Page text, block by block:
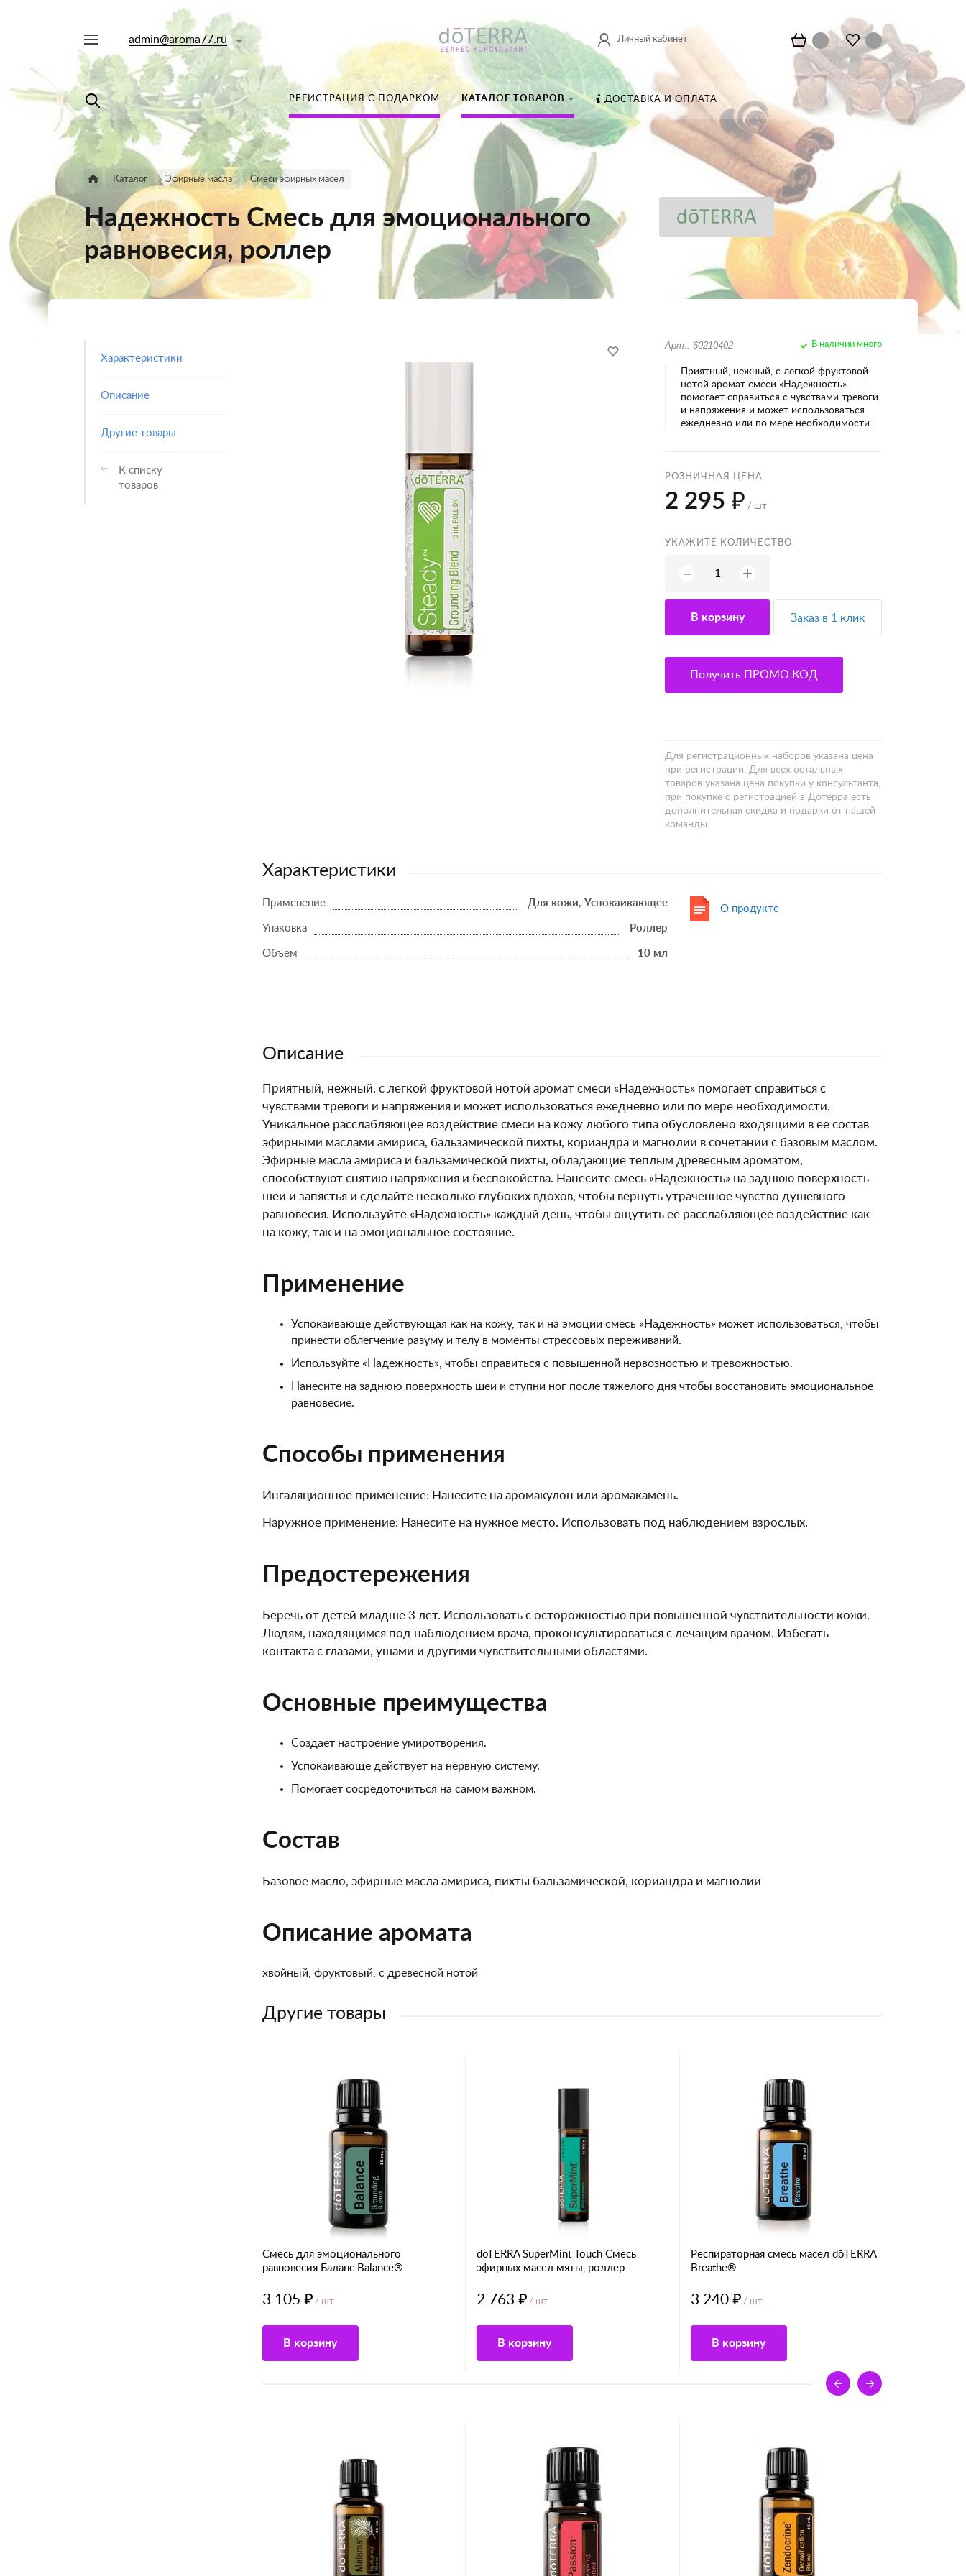
в каталоге
Найти
admin@aroma77.ru Личный кабинет
РЕГИСТРАЦИЯ С ПОДАРКОМ КАТАЛОГ ТОВАРОВ ДОСТАВКА И ОПЛАТА
Каталог Эфирные масла Смеси эфирных масел
Надежность Смесь для эмоционального
равновесия, роллер
Характеристики
Описание
Другие товары
К списку
товаров
Арт.: 60210402 В наличии много
Приятный, нежный, с легкой фруктовой
нотой аромат смеси «Надежность»
помогает справиться с чувствами тревоги
и напряжения и может использоваться
ежедневно или по мере необходимости.
РОЗНИЧНАЯ ЦЕНА
2 295 ₽ / шт
УКАЖИТЕ КОЛИЧЕСТВО
− +
В корзину Заказ в 1 клик
Получить ПРОМО КОД
Для регистрационных наборов указана цена
при регистрации. Для всех остальных
товаров указана цена покупки у консультанта,
при покупке с регистрацией в Дотерра есть
дополнительная скидка и подарки от нашей
команды.
Характеристики
Применение Для кожи, Успокаивающее
Упаковка Роллер
Объем 10 мл
О продукте
Описание
Приятный, нежный, с легкой фруктовой нотой аромат смеси «Надежность» помогает справиться с
чувствами тревоги и напряжения и может использоваться ежедневно или по мере необходимости.
Уникальное расслабляющее воздействие смеси на кожу любого типа обусловлено входящими в ее состав
эфирными маслами амириса, бальзамической пихты, кориандра и магнолии в сочетании с базовым маслом.
Эфирные масла амириса и бальзамической пихты, обладающие теплым древесным ароматом,
способствуют снятию напряжения и беспокойства. Нанесите смесь «Надежность» на заднюю поверхность
шеи и запястья и сделайте несколько глубоких вдохов, чтобы вернуть утраченное чувство душевного
равновесия. Используйте «Надежность» каждый день, чтобы ощутить ее расслабляющее воздействие как
на кожу, так и на эмоциональное состояние.
Применение
Успокаивающе действующая как на кожу, так и на эмоции смесь «Надежность» может использоваться, чтобы
принести облегчение разуму и телу в моменты стрессовых переживаний.
Используйте «Надежность», чтобы справиться с повышенной нервозностью и тревожностью.
Нанесите на заднюю поверхность шеи и ступни ног после тяжелого дня чтобы восстановить эмоциональное
равновесие.
Способы применения
Ингаляционное применение: Нанесите на аромакулон или аромакамень.
Наружное применение: Нанесите на нужное место. Использовать под наблюдением взрослых.
Предостережения
Беречь от детей младше 3 лет. Использовать с осторожностью при повышенной чувствительности кожи.
Людям, находящимся под наблюдением врача, проконсультироваться с лечащим врачом. Избегать
контакта с глазами, ушами и другими чувствительными областями.
Основные преимущества
Создает настроение умиротворения.
Успокаивающе действует на нервную систему.
Помогает сосредоточиться на самом важном.
Состав
Базовое масло, эфирные масла амириса, пихты бальзамической, кориандра и магнолии
Описание аромата
хвойный, фруктовый, с древесной нотой
Другие товары
Смесь для эмоционального
равновесия Баланс Balance®
3 105 ₽ / шт
В корзину
doTERRA SuperMint Touch Смесь
эфирных масел мяты, роллер
2 763 ₽ / шт
В корзину
Респираторная смесь масел dо̄TERRA
Breathe®
3 240 ₽ / шт
В корзину